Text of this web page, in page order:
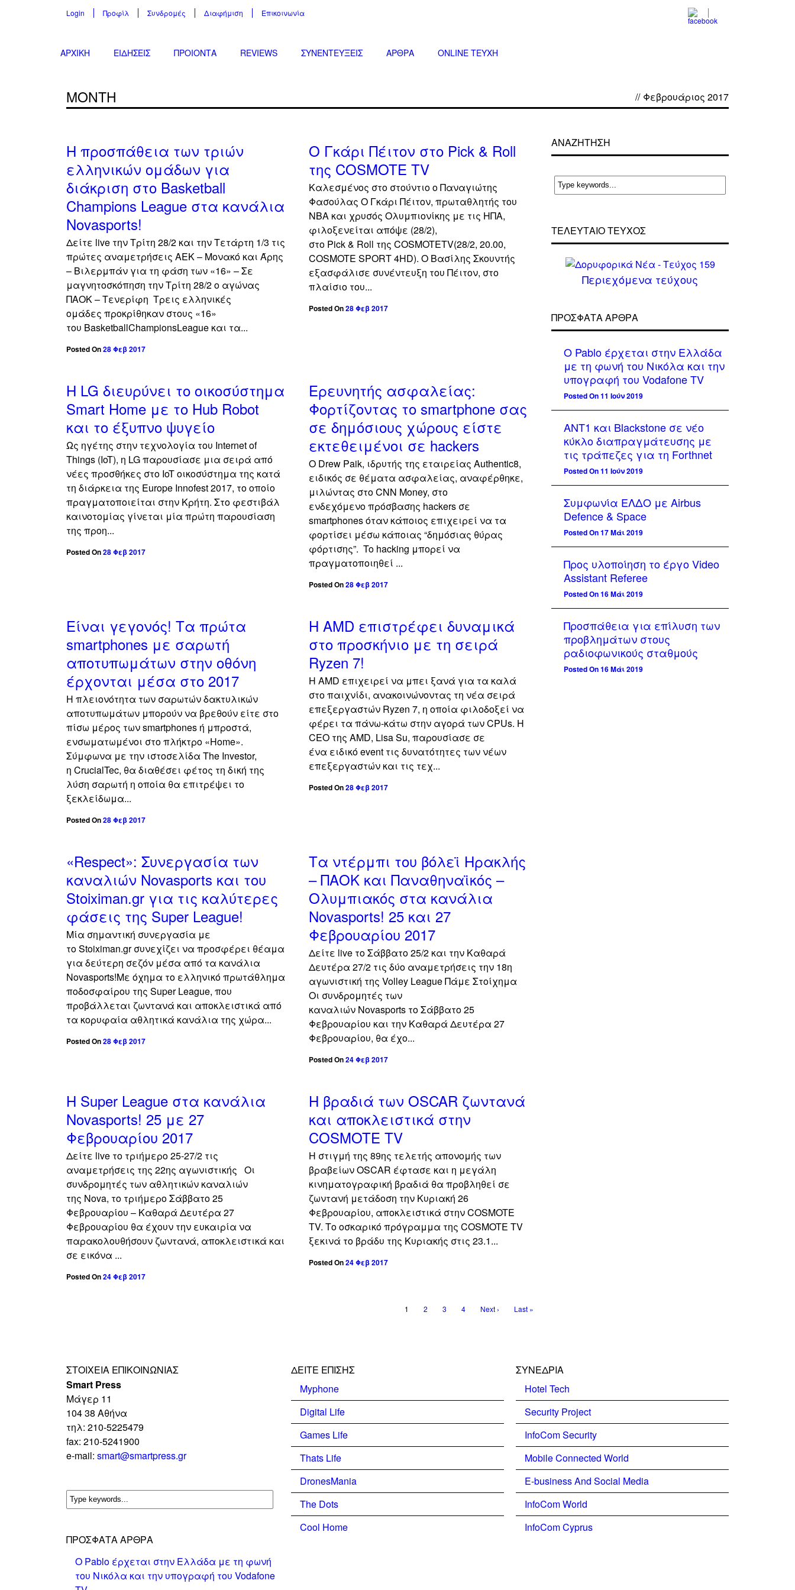
Login Προφίλ Συνδρομές Διαφήμιση Επικοινωνία
ΑΡΧΙΚΗ ΕΙΔΗΣΕΙΣ ΠΡΟΙΟΝΤΑ REVIEWS ΣΥΝΕΝΤΕΥΞΕΙΣ ΑΡΘΡΑ ONLINE TEYXH
MONTH // Φεβρουάριος 2017
Η προσπάθεια των τριών
ελληνικών ομάδων για
διάκριση στο Basketball
Champions League στα κανάλια
Novasports!
Δείτε live την Τρίτη 28/2 και την Τετάρτη 1/3 τις
πρώτες αναμετρήσεις ΑΕΚ – Μονακό και Άρης
– Βιλερμπάν για τη φάση των «16» – Σε
μαγνητοσκόπηση την Τρίτη 28/2 ο αγώνας
ΠΑΟΚ – Τενερίφη Τρεις ελληνικές
ομάδες προκρίθηκαν στους «16»
του BasketballChampionsLeague και τα...
Posted On28 Φεβ 2017
Ο Γκάρι Πέιτον στο Pick & Roll
της COSMOTE TV
Καλεσμένος στο στούντιο ο Παναγιώτης
Φασούλας Ο Γκάρι Πέιτον, πρωταθλητής του
ΝΒΑ και χρυσός Ολυμπιονίκης με τις ΗΠΑ,
φιλοξενείται απόψε (28/2),
στο Pick & Roll της COSMOTETV(28/2, 20.00,
COSMOTE SPORT 4HD). Ο Βασίλης Σκουντής
εξασφάλισε συνέντευξη του Πέιτον, στο
πλαίσιο του...
Posted On28 Φεβ 2017
Η LG διευρύνει το οικοσύστημα
Smart Home με το Hub Robot
και το έξυπνο ψυγείο
Ως ηγέτης στην τεχνολογία του Internet of
Things (IoT), η LG παρουσίασε μια σειρά από
νέες προσθήκες στο IoT οικοσύστημα της κατά
τη διάρκεια της Europe Innofest 2017, το οποίο
πραγματοποιείται στην Κρήτη. Στο φεστιβάλ
καινοτομίας γίνεται μία πρώτη παρουσίαση
της προη...
Posted On28 Φεβ 2017
Ερευνητής ασφαλείας:
Φορτίζοντας το smartphone σας
σε δημόσιους χώρους είστε
εκτεθειμένοι σε hackers
O Drew Paik, ιδρυτής της εταιρείας Authentic8,
ειδικός σε θέματα ασφαλείας, αναφέρθηκε,
μιλώντας στο CNN Money, στο
ενδεχόμενο πρόσβασης hackers σε
smartphones όταν κάποιος επιχειρεί να τα
φορτίσει μέσω κάποιας “δημόσιας θύρας
φόρτισης”. To hacking μπορεί να
πραγματοποιηθεί ...
Posted On28 Φεβ 2017
Είναι γεγονός! Τα πρώτα
smartphones με σαρωτή
αποτυπωμάτων στην οθόνη
έρχονται μέσα στο 2017
Η πλειονότητα των σαρωτών δακτυλικών
αποτυπωμάτων μπορούν να βρεθούν είτε στο
πίσω μέρος των smartphones ή μπροστά,
ενσωματωμένοι στο πλήκτρο «Home».
Σύμφωνα με την ιστοσελίδα The Investor,
η CrucialTec, θα διαθέσει φέτος τη δική της
λύση σαρωτή η οποία θα επιτρέψει το
ξεκλείδωμα...
Posted On28 Φεβ 2017
Η AMD επιστρέφει δυναμικά
στο προσκήνιο με τη σειρά
Ryzen 7!
Η AMD επιχειρεί να μπει ξανά για τα καλά
στο παιχνίδι, ανακοινώνοντας τη νέα σειρά
επεξεργαστών Ryzen 7, η οποία φιλοδοξεί να
φέρει τα πάνω-κάτω στην αγορά των CPUs. Η
CEO της AMD, Lisa Su, παρουσίασε σε
ένα ειδικό event τις δυνατότητες των νέων
επεξεργαστών και τις τεχ...
Posted On28 Φεβ 2017
«Respect»: Συνεργασία των
καναλιών Νovasports και του
Stoiximan.gr για τις καλύτερες
φάσεις της Super League!
Μία σημαντική συνεργασία με
το Stoiximan.gr συνεχίζει να προσφέρει θέαμα
για δεύτερη σεζόν μέσα από τα κανάλια
Novasports!Με όχημα το ελληνικό πρωτάθλημα
ποδοσφαίρου της Super League, που
προβάλλεται ζωντανά και αποκλειστικά από
τα κορυφαία αθλητικά κανάλια της χώρα...
Posted On28 Φεβ 2017
Τα ντέρμπι του βόλεϊ Ηρακλής
– ΠΑΟΚ και Παναθηναϊκός –
Ολυμπιακός στα κανάλια
Novasports! 25 και 27
Φεβρουαρίου 2017
Δείτε live το Σάββατο 25/2 και την Καθαρά
Δευτέρα 27/2 τις δύο αναμετρήσεις την 18η
αγωνιστική της Volley League Πάμε Στοίχημα
Οι συνδρομητές των
καναλιών Novasports το Σάββατο 25
Φεβρουαρίου και την Καθαρά Δευτέρα 27
Φεβρουαρίου, θα έχο...
Posted On24 Φεβ 2017
Η Super League στα κανάλια
Novasports! 25 με 27
Φεβρουαρίου 2017
Δείτε live τo τριήμερο 25-27/2 τις
αναμετρήσεις της 22ης αγωνιστικής Οι
συνδρομητές των αθλητικών καναλιών
της Nova, το τριήμερο Σάββατο 25
Φεβρουαρίου – Καθαρά Δευτέρα 27
Φεβρουαρίου θα έχουν την ευκαιρία να
παρακολουθήσουν ζωντανά, αποκλειστικά και
σε εικόνα ...
Posted On24 Φεβ 2017
Η βραδιά των OSCAR ζωντανά
και αποκλειστικά στην
COSMOTE TV
Η στιγμή της 89ης τελετής απονομής των
βραβείων OSCAR έφτασε και η μεγάλη
κινηματογραφική βραδιά θα προβληθεί σε
ζωντανή μετάδοση την Κυριακή 26
Φεβρουαρίου, αποκλειστικά στην COSMOTE
TV. Το οσκαρικό πρόγραμμα της COSMOTE TV
ξεκινά το βράδυ της Κυριακής στις 23.1...
Posted On24 Φεβ 2017
1 2 3 4 Next › Last »
ΑΝΑΖΗΤΗΣΗ
ΤΕΛΕΥΤΑΙΟ ΤΕΥΧΟΣ
Περιεχόμενα τεύχους
ΠΡΌΣΦΑΤΑ ΆΡΘΡΑ
Ο Pablo έρχεται στην Ελλάδα
με τη φωνή του Νικόλα και την
υπογραφή του Vodafone TV
Posted On 11 Ιούν 2019
ΑΝΤ1 και Blackstone σε νέο
κύκλο διαπραγμάτευσης με
τις τράπεζες για τη Forthnet
Posted On 11 Ιούν 2019
Συμφωνία ΕΛΔΟ με Airbus
Defence & Space
Posted On 17 Μάι 2019
Προς υλοποίηση το έργο Video
Assistant Referee
Posted On 16 Μάι 2019
Προσπάθεια για επίλυση των
προβλημάτων στους
ραδιοφωνικούς σταθμούς
Posted On 16 Μάι 2019
ΣΤΟΙΧΕΊΑ ΕΠΙΚΟΙΝΩΝΊΑΣ
Smart Press
Mάγερ 11
104 38 Αθήνα
τηλ: 210-5225479
fax: 210-5241900
e-mail: smart@smartpress.gr
ΠΡΌΣΦΑΤΑ ΆΡΘΡΑ
Ο Pablo έρχεται στην Ελλάδα με τη φωνή
του Νικόλα και την υπογραφή του Vodafone
ΔΕΊΤΕ ΕΠΊΣΗΣ
Myphone
Digital Life
Games Life
Thats Life
DronesMania
The Dots
Cool Home
ΣΥΝΕΔΡΙΑ
Hotel Tech
Security Project
InfoCom Security
Mobile Connected World
E-business And Social Media
InfoCom World
InfoCom Cyprus